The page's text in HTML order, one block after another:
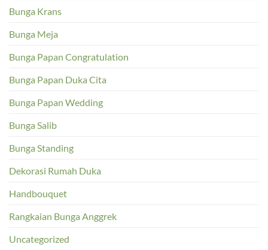
Bunga Krans
Bunga Meja
Bunga Papan Congratulation
Bunga Papan Duka Cita
Bunga Papan Wedding
Bunga Salib
Bunga Standing
Dekorasi Rumah Duka
Handbouquet
Rangkaian Bunga Anggrek
Uncategorized